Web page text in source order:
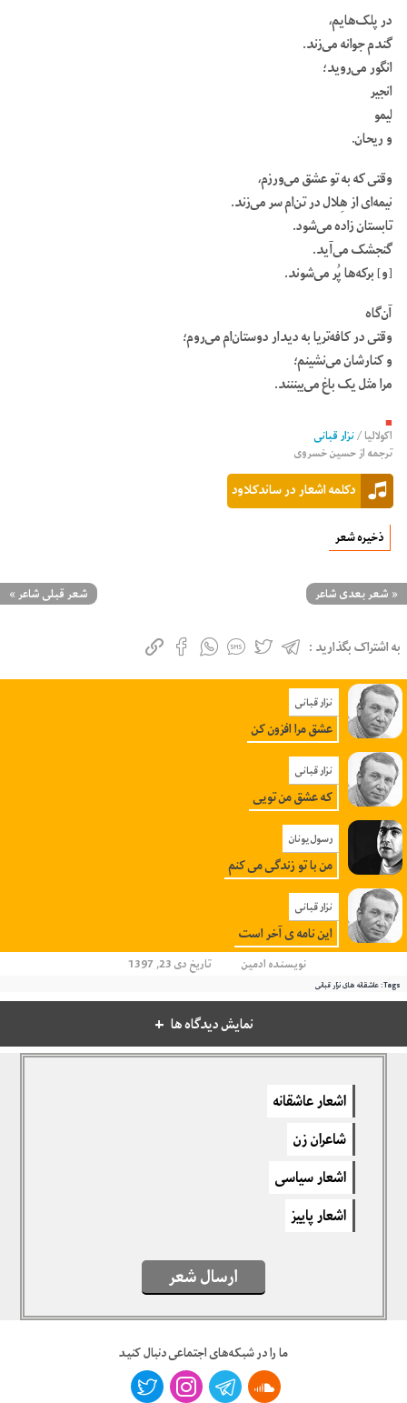
در پلک‌هایم،
گندم جوانه می‌زند.
انگور می‌روید؛
انجیر
لیمو
و ریحان.
وقتی که به تو عشق می‌ورزم،
نیمه‌ای از هِلال در تن‌ام سر می‌زند.
تابستان زاده می‌شود.
گنجشک می‌آید.
[و] برکه‌ها پُر می‌شوند.
آن‌گاه
وقتی در کافه‌تریا به دیدار دوستان‌ام می‌روم؛
و کنارشان می‌نشینم؛
مرا مثل یک باغ می‌بیننند.
■
اکولالیا/نزار قبانی
ترجمه ازحسین خسروی
دکلمه اشعار در ساندکلاود
ذخیره شعر
« شعر بعدی شاعر شعر قبلی شاعر»
به اشتراک بگذارید :
نزار قبانی
عشق مرا افزون کن
نزار قبانی
که‌ عشق‌ من‌ تویی‌
رسول یونان
من با تو زندگی می کنم
نزار قبانی
این نامه ی آخر است
نویسندهادمین تاریخ دی 23, 1397
Tags: عاشقانه های نزار قبانی
نمایش دیدگاه ها
دیدگاهتان را بنویسید
برای نوشتن دیدگاه باید
اشعار عاشقانه
شاعران زن
اشعار سیاسی
اشعار پاییز
ارسال شعر
ما را در شبکه‌های اجتماعی دنبال کنید